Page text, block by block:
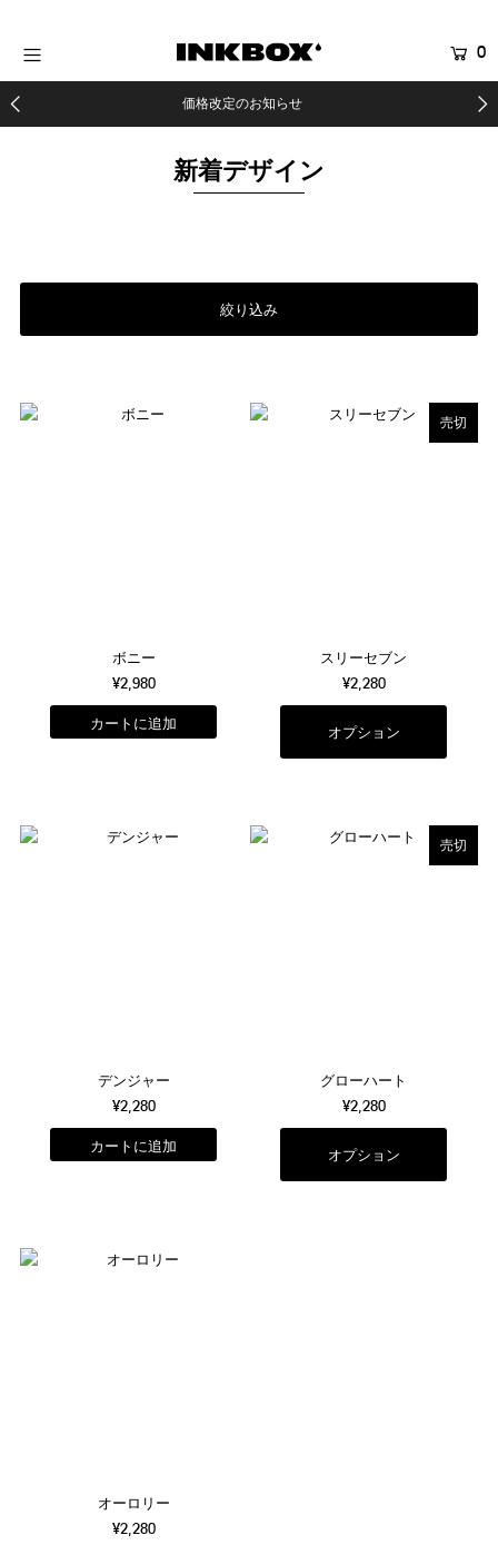
0
価格改定のお知らせ
新着デザイン
絞り込み
ボニー
¥2,980
売切
スリーセブン
¥2,280
オプション
デンジャー
¥2,280
売切
グローハート
¥2,280
オプション
オーロリー
¥2,280
HOME